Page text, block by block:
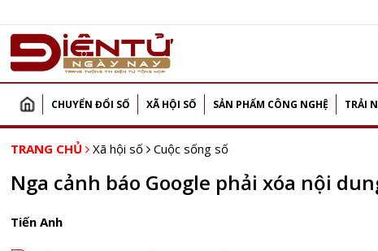
CHUYỂN ĐỔI SỐ XÃ HỘI SỐ SẢN PHẨM CÔNG NGHỆ TRẢI
TRANG CHỦ Xã hội số Cuộc sống số
Nga cảnh báo Google phải xóa nội
Tiến Anh